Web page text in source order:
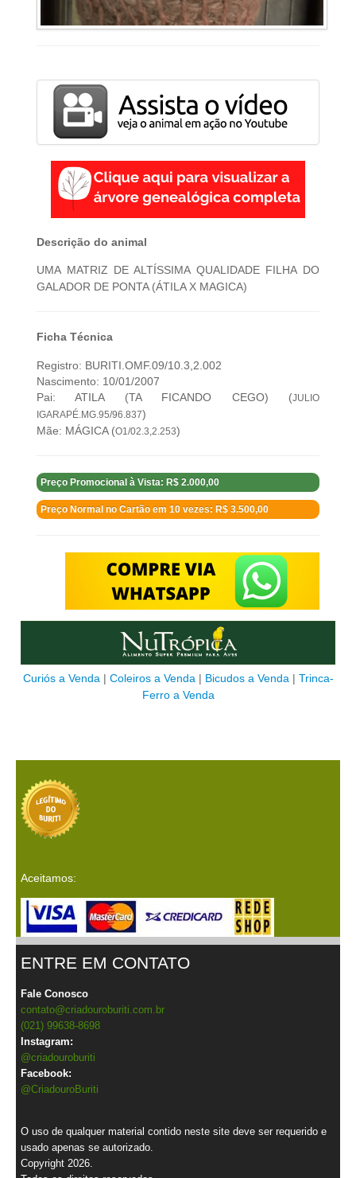
Descrição do animal
UMA MATRIZ DE ALTÍSSIMA QUALIDADE FILHA DO
GALADOR DE PONTA (ÁTILA X MAGICA)
Ficha Técnica
Registro: BURITI.OMF.09/10.3,2.002
Nascimento: 10/01/2007
Pai: ATILA (TA FICANDO CEGO) (JULIO
IGARAPÉ.MG.95/96.837)
Mãe: MÁGICA (O1/02.3,2.253)
Preço Promocional à Vista: R$ 2.000,00
Preço Normal no Cartão em 10 vezes: R$ 3.500,00
Curiós a Venda| Coleiros a Venda| Bicudos a Venda| Trinca-
Ferro a Venda
Aceitamos:
ENTRE EM CONTATO
Fale Conosco
contato@criadouroburiti.com.br
(021) 99638-8698
Instagram:
@criadouroburiti
Facebook:
@CriadouroBuriti
O uso de qualquer material contido neste site deve ser requerido e
usado apenas se autorizado.
Copyright 2026.